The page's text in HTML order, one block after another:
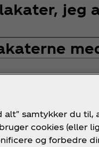
jeg
og
jeg point
hvor
alt" samtykker du til,
cookies (eller
og forbedre